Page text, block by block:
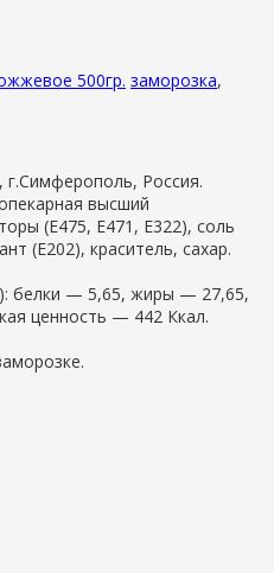
500гр. заморозка,
Россия.
высший
(Е475, Е471, Е322), соль
(Е202), краситель, сахар.
белки — 5,65, жиры — 27,65,
ценность — 442 Ккал.